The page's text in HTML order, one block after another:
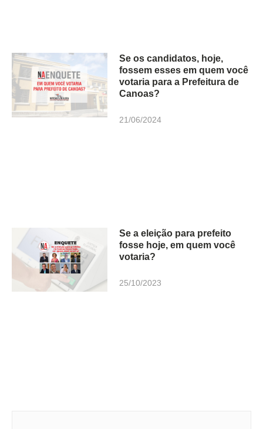
Se os candidatos, hoje,
fossem esses em quem você
votaria para a Prefeitura de
Canoas?
21/06/2024
Se a eleição para prefeito
fosse hoje, em quem você
votaria?
25/10/2023